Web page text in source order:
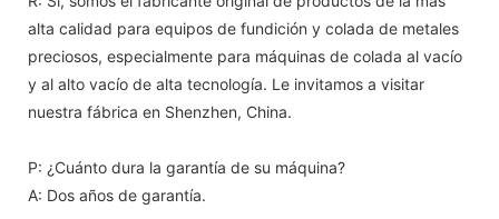
alta calidad para equipos de fundición y colada de metales
preciosos, especialmente para máquinas de colada al vacío
y al alto vacío de alta tecnología. Le invitamos a visitar
nuestra fábrica en Shenzhen, China.
P: ¿Cuánto dura la garantía de su máquina?
A: Dos años de garantía.